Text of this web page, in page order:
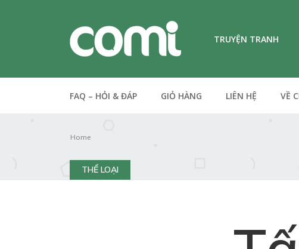
TRUYỆN TRANH
FAQ – HỎI & ĐÁP GIỎ HÀNG LIÊN HỆ VỀ
Home
THỂ LOẠI